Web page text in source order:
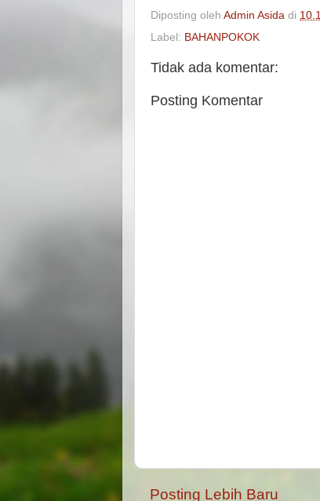
Diposting oleh Admin Asida di
Label: BAHANPOKOK
Tidak ada komentar:
Posting Komentar
Posting Lebih Baru